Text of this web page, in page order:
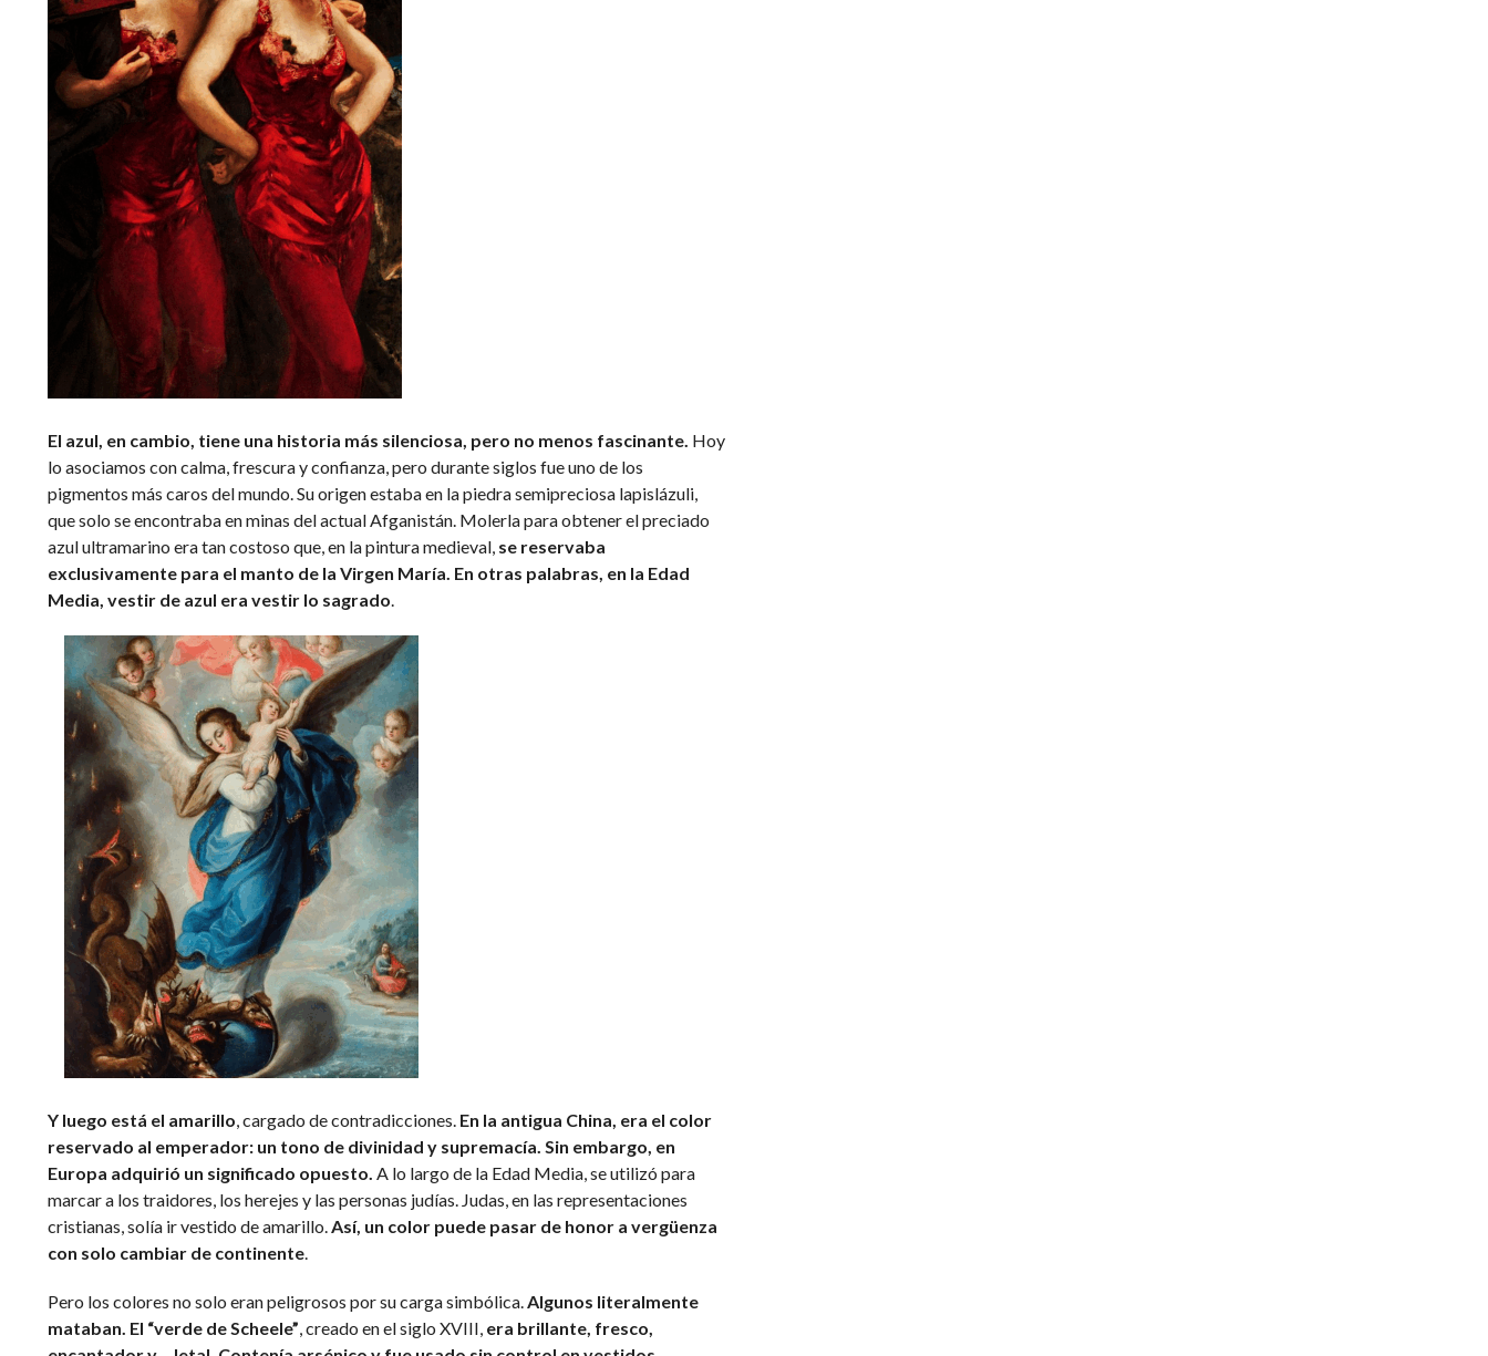
El azul, en cambio, tiene una historia más silenciosa, pero no menos fascinante. Hoy
lo asociamos con calma, frescura y confianza, pero durante siglos fue uno de los
pigmentos más caros del mundo. Su origen estaba en la piedra semipreciosa lapislázuli,
que solo se encontraba en minas del actual Afganistán. Molerla para obtener el preciado
azul ultramarino era tan costoso que, en la pintura medieval, se reservaba
exclusivamente para el manto de la Virgen María. En otras palabras, en la Edad
Media, vestir de azul era vestir lo sagrado.
Y luego está el amarillo, cargado de contradicciones. En la antigua China, era el color
reservado al emperador: un tono de divinidad y supremacía. Sin embargo, en
Europa adquirió un significado opuesto. A lo largo de la Edad Media, se utilizó para
marcar a los traidores, los herejes y las personas judías. Judas, en las representaciones
cristianas, solía ir vestido de amarillo.Así, un color puede pasar de honor a vergüenza
con solo cambiar de continente.
Pero los colores no solo eran peligrosos por su carga simbólica.Algunos literalmente
mataban. El “verde de Scheele”, creado en el siglo XVIII, era brillante, fresco,